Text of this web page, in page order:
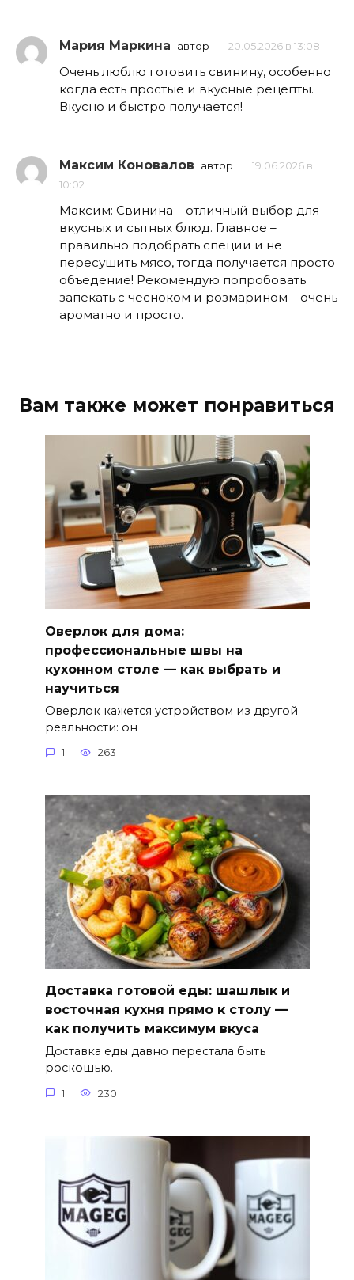
Мария Маркина автор 20.05.2026 в 13:08
Очень люблю готовить свинину, особенно
когда есть простые и вкусные рецепты.
Вкусно и быстро получается!
Максим Коновалов автор
19.06.2026 в
10:02
Максим: Свинина – отличный выбор для
вкусных и сытных блюд. Главное –
правильно подобрать специи и не
пересушить мясо, тогда получается просто
объедение! Рекомендую попробовать
запекать с чесноком и розмарином – очень
ароматно и просто.
Вам также может понравиться
Оверлок для дома:
профессиональные швы на
кухонном столе — как выбрать и
научиться
Оверлок кажется устройством из другой
реальности: он
1 263
Доставка готовой еды: шашлык и
восточная кухня прямо к столу —
как получить максимум вкуса
Доставка еды давно перестала быть
роскошью.
1 230